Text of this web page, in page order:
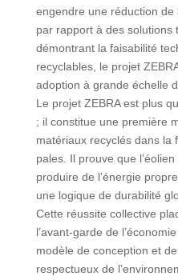
engendre une réduction de
par rapport à des solutions
démontrant la faisabilité
recyclables, le projet
adoption à grande échelle
Le projet ZEBRA est plus
; il constitue une première
matériaux recyclés dans la
pales. Il prouve que
produire de l’énergie
une logique de durabilité
Cette réussite collective
l’avant-garde de
modèle de conception et
respectueux de